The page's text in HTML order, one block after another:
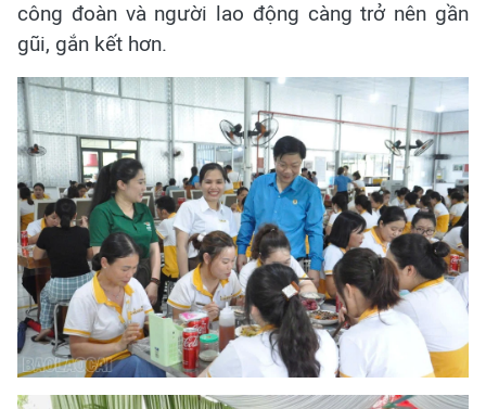
công đoàn và người lao động càng trở nên gần
gũi, gắn kết hơn.